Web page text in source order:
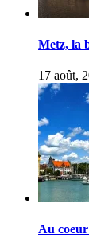
Metz, la
17 août,
Au